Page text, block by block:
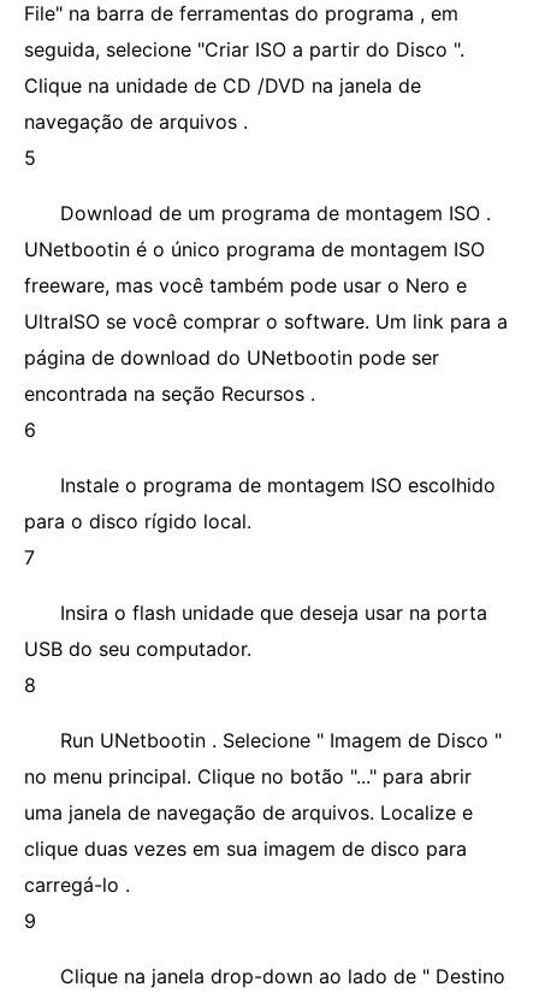
File" na barra de ferramentas do programa , em
seguida, selecione "Criar ISO a partir do Disco ".
Clique na unidade de CD /DVD na janela de
navegação de arquivos .
5
Download de um programa de montagem ISO .
UNetbootin é o único programa de montagem ISO
freeware, mas você também pode usar o Nero e
UltraISO se você comprar o software. Um link para a
página de download do UNetbootin pode ser
encontrada na seção Recursos .
6
Instale o programa de montagem ISO escolhido
para o disco rígido local.
7
Insira o flash unidade que deseja usar na porta
USB do seu computador.
8
Run UNetbootin . Selecione " Imagem de Disco "
no menu principal. Clique no botão "..." para abrir
uma janela de navegação de arquivos. Localize e
clique duas vezes em sua imagem de disco para
carregá-lo .
9
Clique na janela drop-down ao lado de " Destino